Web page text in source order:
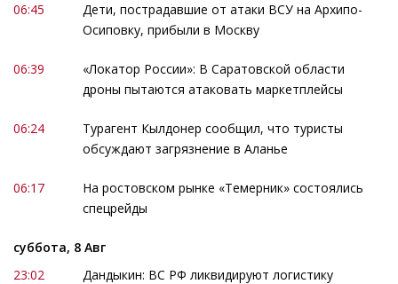
06:45
Дети, пострадавшие от атаки ВСУ на Архипо-
Осиповку, прибыли в Москву
06:39
«Локатор России»: В Саратовской области
дроны пытаются атаковать маркетплейсы
06:24
Турагент Кылдонер сообщил, что туристы
обсуждают загрязнение в Аланье
06:17
На ростовском рынке «Темерник» состоялись
спецрейды
суббота, 8 Авг
23:02
Дандыкин: ВС РФ ликвидируют логистику